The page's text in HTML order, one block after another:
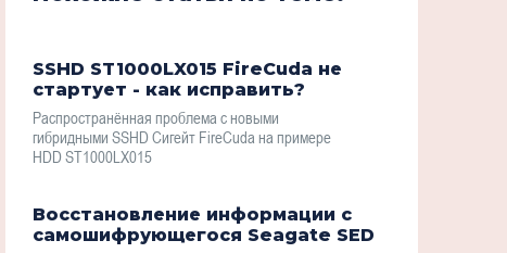
SSHD ST1000LX015 FireCuda не
стартует - как исправить?
Распространённая проблема с новыми
гибридными SSHD Сигейт FireCuda на примере
HDD ST1000LX015
Восстановление информации с
самошифрующегося Seagate SED